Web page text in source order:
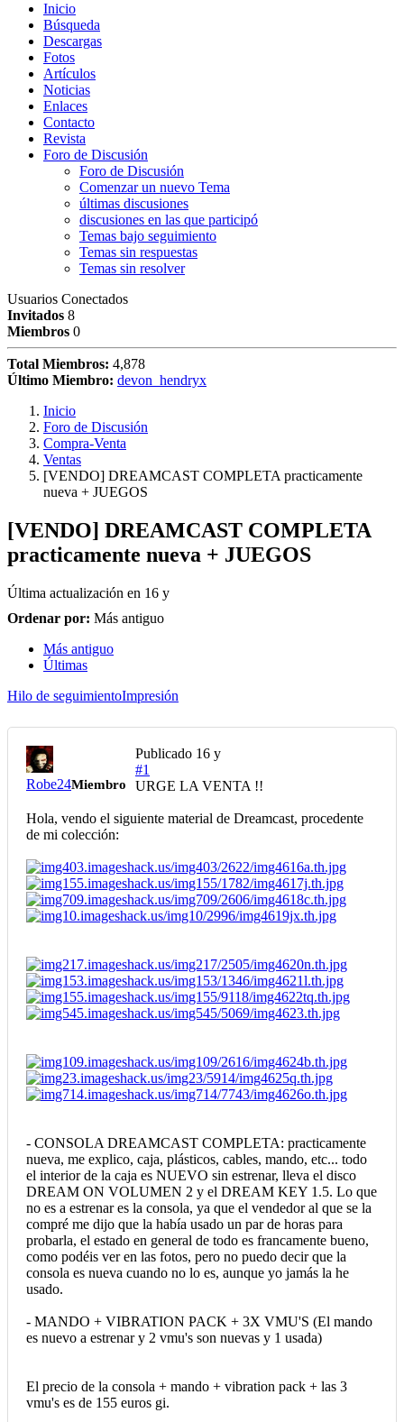
Inicio
Búsqueda
Descargas
Fotos
Artículos
Noticias
Enlaces
Contacto
Revista
Foro de Discusión
Foro de Discusión
Comenzar un nuevo Tema
últimas discusiones
discusiones en las que participó
Temas bajo seguimiento
Temas sin respuestas
Temas sin resolver
Usuarios Conectados
Invitados 8
Miembros 0
Total Miembros: 4,878
Último Miembro: devon_hendryx
Inicio
Foro de Discusión
Compra-Venta
Ventas
[VENDO] DREAMCAST COMPLETA practicamente
nueva + JUEGOS
[VENDO] DREAMCAST COMPLETA
practicamente nueva + JUEGOS
Última actualización en 16 y
Ordenar por: Más antiguo
Más antiguo
Últimas
Hilo de seguimientoImpresión
Robe24Miembro
Publicado 16 y
#1
URGE LA VENTA !!
Hola, vendo el siguiente material de Dreamcast, procedente
de mi colección:
- CONSOLA DREAMCAST COMPLETA: practicamente
nueva, me explico, caja, plásticos, cables, mando, etc... todo
el interior de la caja es NUEVO sin estrenar, lleva el disco
DREAM ON VOLUMEN 2 y el DREAM KEY 1.5. Lo que
no es a estrenar es la consola, ya que el vendedor al que se la
compré me dijo que la había usado un par de horas para
probarla, el estado en general de todo es francamente bueno,
como podéis ver en las fotos, pero no puedo decir que la
consola es nueva cuando no lo es, aunque yo jamás la he
usado.
- MANDO + VIBRATION PACK + 3X VMU'S (El mando
es nuevo a estrenar y 2 vmu's son nuevas y 1 usada)
El precio de la consola + mando + vibration pack + las 3
vmu's es de 155 euros gi.